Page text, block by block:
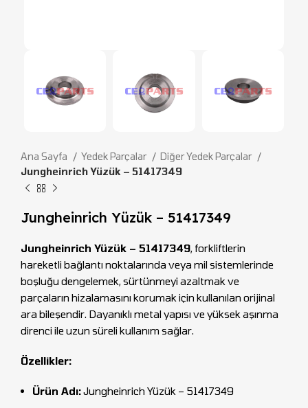
Ana Sayfa Yedek Parçalar
Diğer Yedek Parçalar
Jungheinrich Yüzük – 51417349
Jungheinrich Yüzük – 51417349
Jungheinrich Yüzük – 51417349, forkliftlerin
hareketli bağlantı noktalarında veya mil sistemlerinde
boşluğu dengelemek, sürtünmeyi azaltmak ve
parçaların hizalamasını korumak için kullanılan orijinal
ara bileşendir. Dayanıklı metal yapısı ve yüksek aşınma
direnci ile uzun süreli kullanım sağlar.
Özellikler:
Ürün Adı:Jungheinrich Yüzük – 51417349